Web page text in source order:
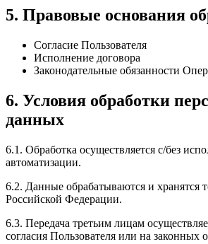
5. Правовые основания
Согласие Пользователя
Исполнение договора
Законодательные обязанности
6. Условия обработки
данных
6.1. Обработка осуществляется с/без
автоматизации.
6.2. Данные обрабатываются и хранятся
Российской Федерации.
6.3. Передача третьим лицам
согласия Пользователя или на законных